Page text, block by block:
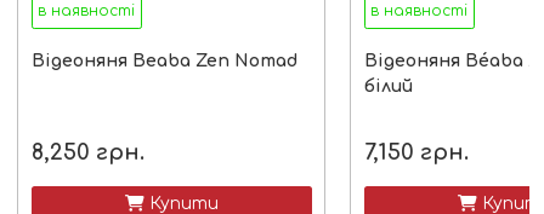
в наявності
Відеоняня Beaba Zen Nomad
8,250 грн.
 Купити
в наявності
Відеоняня Béaba
білий
7,150 грн.
